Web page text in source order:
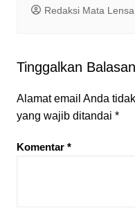
Redaksi Mata Lensa
Tinggalkan Balasan
Alamat email Anda
yang wajib ditandai *
Komentar *